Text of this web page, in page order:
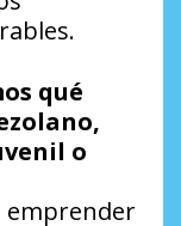
qué
o
emprender